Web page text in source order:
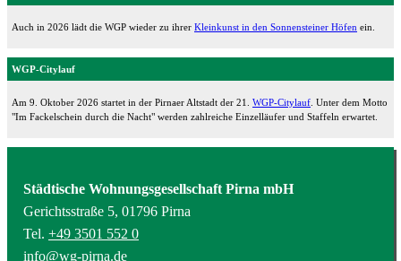
Auch in 2026 lädt die WGP wieder zu ihrer Kleinkunst in den Sonnensteiner Höfen ein.
WGP-Citylauf
Am 9. Oktober 2026 startet in der Pirnaer Altstadt der 21. WGP-Citylauf . Unter dem Motto
"Im Fackelschein durch die Nacht" werden zahlreiche Einzelläufer und Staffeln erwartet.
Städtische Wohnungsgesellschaft Pirna mbH
Gerichtsstraße 5, 01796 Pirna
Tel. +49 3501 552 0
info@wg-pirna.de